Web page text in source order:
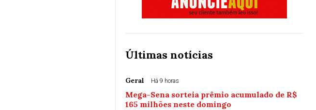
Últimas notícias
Geral Há 9 horas
Mega-Sena sorteia prêmio acumulado de R$
165 milhões neste domingo